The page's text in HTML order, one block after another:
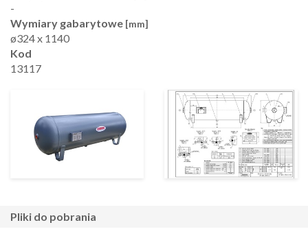
-
Wymiary gabarytowe [mm]
ø324 x 1140
Kod
13117
pliki do pobrania